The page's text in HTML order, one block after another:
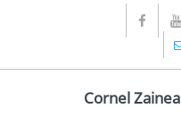
Cornel Zainea